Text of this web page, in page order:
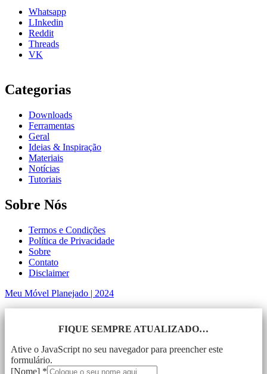
Whatsapp
LInkedin
Reddit
Threads
VK
Categorias
Downloads
Ferramentas
Geral
Ideias & Inspiração
Materiais
Notícias
Tutoriais
Sobre Nós
Termos e Condições
Política de Privacidade
Sobre
Contato
Disclaimer
Meu Móvel Planejado | 2024
FIQUE SEMPRE ATUALIZADO…
Ative o JavaScript no seu navegador para preencher este
formulário.
[Nome] *